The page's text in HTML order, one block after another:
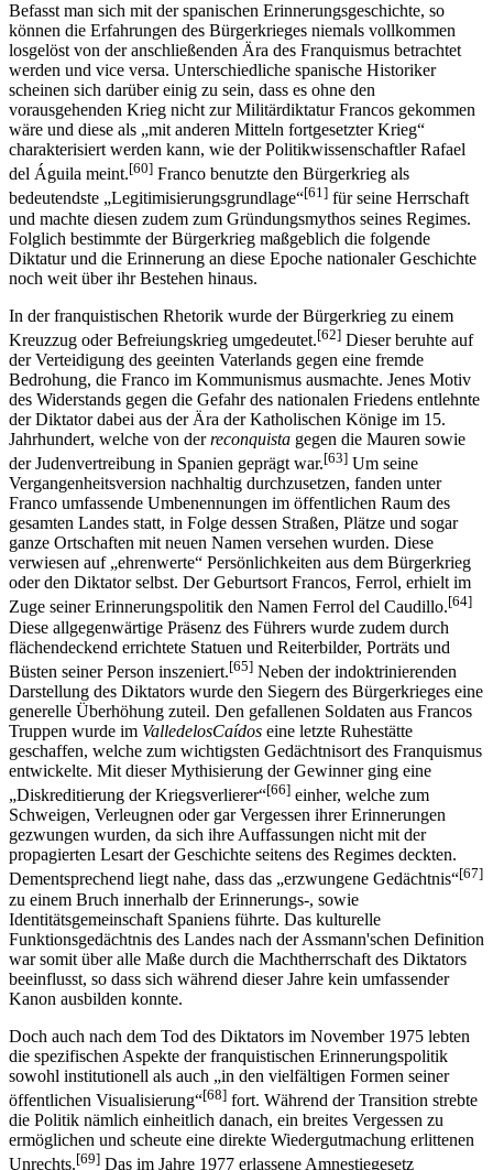
Befasst man sich mit der spanischen Erinnerungsgeschichte, so
können die Erfahrungen des Bürgerkrieges niemals vollkommen
losgelöst von der anschließenden Ära des Franquismus betrachtet
werden und vice versa. Unterschiedliche spanische Historiker
scheinen sich darüber einig zu sein, dass es ohne den
vorausgehenden Krieg nicht zur Militärdiktatur Francos gekommen
wäre und diese als „mit anderen Mitteln fortgesetzter Krieg“
charakterisiert werden kann, wie der Politikwissenschaftler Rafael
del Águila meint.[60] Franco benutzte den Bürgerkrieg als
bedeutendste „Legitimisierungsgrundlage“[61] für seine Herrschaft
und machte diesen zudem zum Gründungsmythos seines Regimes.
Folglich bestimmte der Bürgerkrieg maßgeblich die folgende
Diktatur und die Erinnerung an diese Epoche nationaler Geschichte
noch weit über ihr Bestehen hinaus.
In der franquistischen Rhetorik wurde der Bürgerkrieg zu einem
Kreuzzug oder Befreiungskrieg umgedeutet.[62] Dieser beruhte auf
der Verteidigung des geeinten Vaterlands gegen eine fremde
Bedrohung, die Franco im Kommunismus ausmachte. Jenes Motiv
des Widerstands gegen die Gefahr des nationalen Friedens entlehnte
der Diktator dabei aus der Ära der Katholischen Könige im 15.
Jahrhundert, welche von derreconquista gegen die Mauren sowie
der Judenvertreibung in Spanien geprägt war.[63] Um seine
Vergangenheitsversion nachhaltig durchzusetzen, fanden unter
Franco umfassende Umbenennungen im öffentlichen Raum des
gesamten Landes statt, in Folge dessen Straßen, Plätze und sogar
ganze Ortschaften mit neuen Namen versehen wurden. Diese
verwiesen auf „ehrenwerte“ Persönlichkeiten aus dem Bürgerkrieg
oder den Diktator selbst. Der Geburtsort Francos, Ferrol, erhielt im
Zuge seiner Erinnerungspolitik den Namen Ferrol del Caudillo.[64]
Diese allgegenwärtige Präsenz des Führers wurde zudem durch
flächendeckend errichtete Statuen und Reiterbilder, Porträts und
Büsten seiner Person inszeniert.[65] Neben der indoktrinierenden
Darstellung des Diktators wurde den Siegern des Bürgerkrieges eine
generelle Überhöhung zuteil. Den gefallenen Soldaten aus Francos
Truppen wurde im ValledelosCaídos eine letzte Ruhestätte
geschaffen, welche zum wichtigsten Gedächtnisort des Franquismus
entwickelte. Mit dieser Mythisierung der Gewinner ging eine
„Diskreditierung der Kriegsverlierer“[66] einher, welche zum
Schweigen, Verleugnen oder gar Vergessen ihrer Erinnerungen
gezwungen wurden, da sich ihre Auffassungen nicht mit der
propagierten Lesart der Geschichte seitens des Regimes deckten.
Dementsprechend liegt nahe, dass das „erzwungene Gedächtnis“[67]
zu einem Bruch innerhalb der Erinnerungs-, sowie
Identitätsgemeinschaft Spaniens führte. Das kulturelle
Funktionsgedächtnis des Landes nach der Assmann'schen Definition
war somit über alle Maße durch die Machtherrschaft des Diktators
beeinflusst, so dass sich während dieser Jahre kein umfassender
Kanon ausbilden konnte.
Doch auch nach dem Tod des Diktators im November 1975 lebten
die spezifischen Aspekte der franquistischen Erinnerungspolitik
sowohl institutionell als auch „in den vielfältigen Formen seiner
öffentlichen Visualisierung“[68] fort. Während der Transition strebte
die Politik nämlich einheitlich danach, ein breites Vergessen zu
ermöglichen und scheute eine direkte Wiedergutmachung erlittenen
Unrechts.[69] Das im Jahre 1977 erlassene Amnestiegesetz